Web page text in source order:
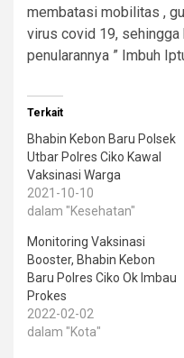
membatasi mobilitas ,
virus covid 19,
penularannya ” Imbuh
Terkait
Bhabin Kebon Baru Polsek
Utbar Polres Ciko Kawal
Vaksinasi Warga
2021-10-10
dalam "Kesehatan"
Monitoring Vaksinasi
Booster, Bhabin Kebon
Baru Polres Ciko Ok Imbau
Prokes
2022-02-02
dalam "Kota"